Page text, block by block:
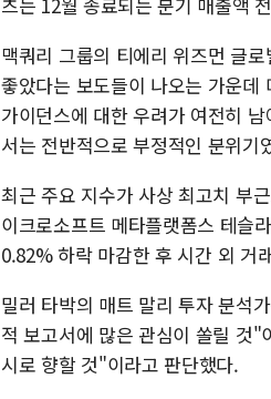
맥쿼리 그룹의 티에리 위즈먼 글
좋았다는 보도들이 나오는 가운데
가이던스에 대한 우려가 여전히
서는 전반적으로 부정적인 분위기
최근 주요 지수가 사상 최고치 부
이크로소프트 메타플랫폼스 테슬
0.82% 하락 마감한 후 시간 외 거
밀러 타박의 매트 말리 투자 분석
적 보고서에 많은 관심이 쏠릴 것
시로 향할 것"이라고 판단했다.